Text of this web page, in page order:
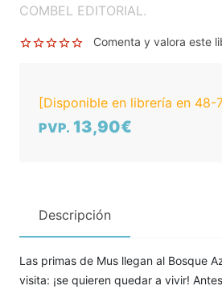
COMBEL EDITORIAL.
Comenta y valora este
[Disponible en librería en 48-
PVP. 13,90€
Descripción
Las primas de Mus llegan al Bosque
visita: ¡se quieren quedar a vivir!